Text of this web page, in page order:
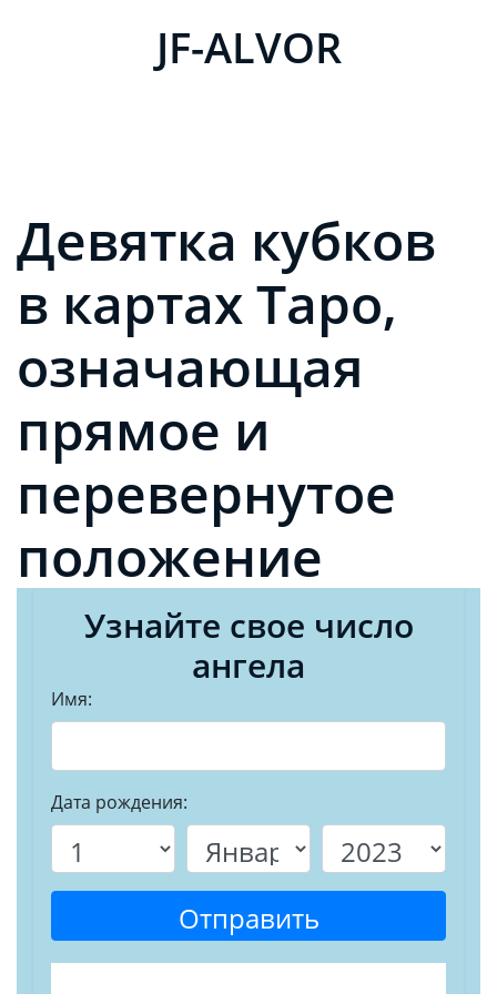
JF-ALVOR
Девятка кубков
в картах Таро,
означающая
прямое и
перевернутое
положение
Узнайте свое число
ангела
Имя:
Дата рождения:
Отправить